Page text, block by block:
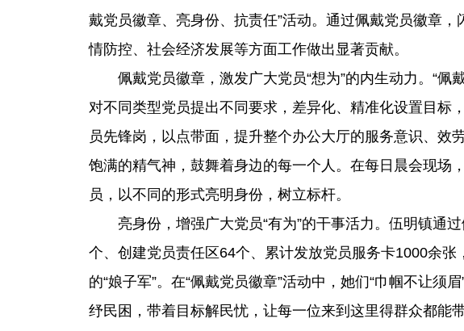
戴党员徽章、亮身份、抗责任”活动。通过佩戴党员徽章
情防控、社会经济发展等方面工作做出显著贡献。
佩戴党员徽章，激发广大党员“想为”的内生动力。“
对不同类型党员提出不同要求，差异化、精准化设置目标
员先锋岗，以点带面，提升整个办公大厅的服务意识、效
饱满的精气神，鼓舞着身边的每一个人。在每日晨会现场
员，以不同的形式亮明身份，树立标杆。
亮身份，增强广大党员“有为”的干事活力。伍明镇通
个、创建党员责任区64个、累计发放党员服务卡1000余
的“娘子军”。在“佩戴党员徽章”活动中，她们“巾帼不让
纾民困，带着目标解民忧，让每一位来到这里得群众都能